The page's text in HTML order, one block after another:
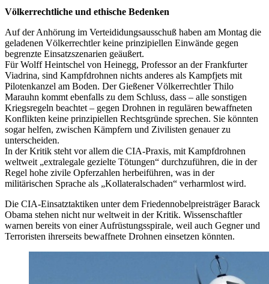
Völkerrechtliche und ethische Bedenken
Auf der Anhörung im Verteididungsausschuß haben am Montag die
geladenen Völkerrechtler keine prinzipiellen Einwände gegen
begrenzte Einsatzszenarien geäußert.
Für Wolff Heintschel von Heinegg, Professor an der Frankfurter
Viadrina, sind Kampfdrohnen nichts anderes als Kampfjets mit
Pilotenkanzel am Boden. Der Gießener Völkerrechtler Thilo
Marauhn kommt ebenfalls zu dem Schluss, dass – alle sonstigen
Kriegsregeln beachtet – gegen Drohnen in regulären bewaffneten
Konflikten keine prinzipiellen Rechtsgründe sprechen. Sie könnten
sogar helfen, zwischen Kämpfern und Zivilisten genauer zu
unterscheiden.
In der Kritik steht vor allem die CIA-Praxis, mit Kampfdrohnen
weltweit „extralegale gezielte Tötungen“ durchzuführen, die in der
Regel hohe zivile Opferzahlen herbeiführen, was in der
militärischen Sprache als „Kollateralschaden“ verharmlost wird.
Die CIA-Einsatztaktiken unter dem Friedennobelpreisträger Barack
Obama stehen nicht nur weltweit in der Kritik. Wissenschaftler
warnen bereits von einer Aufrüstungsspirale, weil auch Gegner und
Terroristen ihrerseits bewaffnete Drohnen einsetzen könnten.